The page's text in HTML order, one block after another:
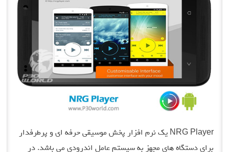
NRG Player یک نرم افزار پخش موسیقی حرفه ای و پرطرفدار
برای دستگاه های مجهز به سیستم عامل اندرودی می باشد. در